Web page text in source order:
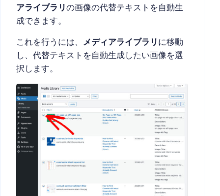
アライブラリの画像の代替テキストを自動生
成できます。
これを行うには、 メディアライブラリ に移動
し、代替テキストを自動生成したい画像を選
択します。